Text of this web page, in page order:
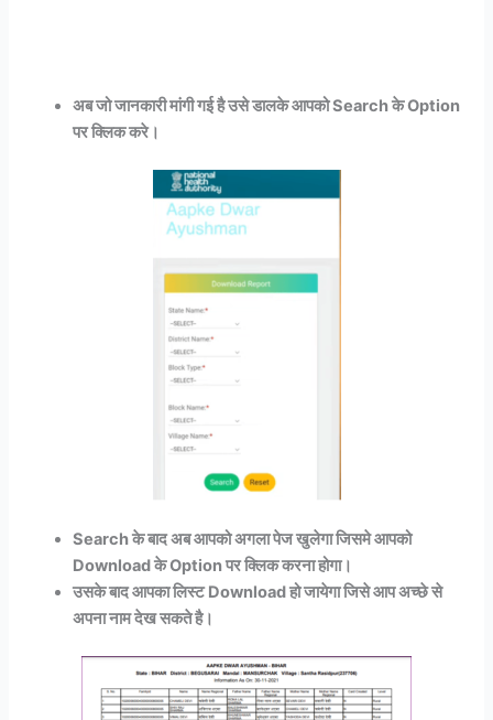
अब जो जानकारी मांगी गई है उसे डालके आपको Search के Option
पर क्लिक करे।
Search के बाद अब आपको अगला पेज खुलेगा जिसमे आपको
Download के Option पर क्लिक करना होगा।
उसके बाद आपका लिस्ट Download हो जायेगा जिसे आप अच्छे से
अपना नाम देख सकते है।